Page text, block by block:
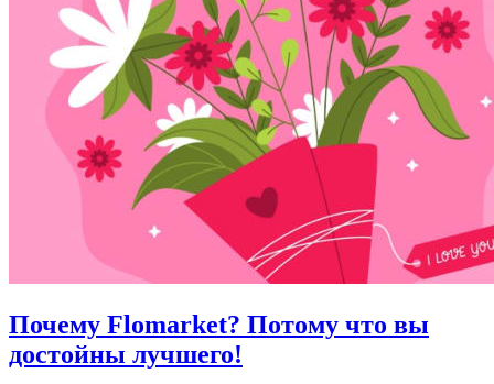
Почему Flomarket? Потому что вы
достойны лучшего!